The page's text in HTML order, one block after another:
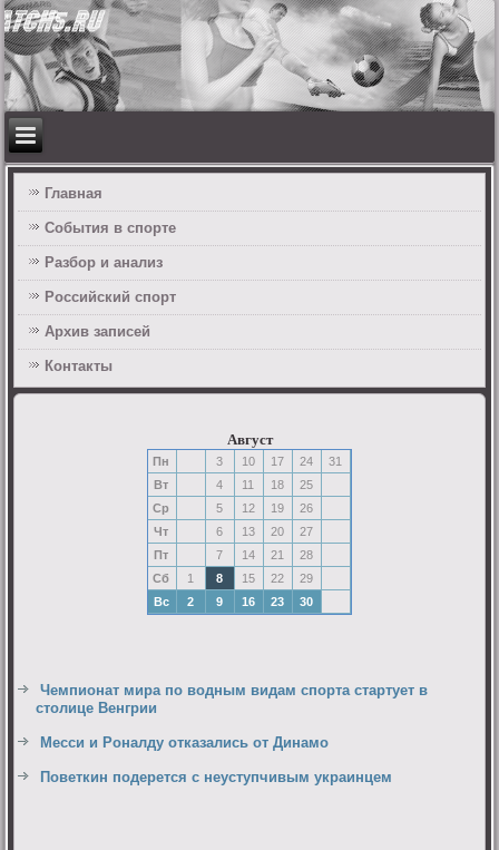
Главная
События в спорте
Разбор и анализ
Российский спорт
Архив записей
Контакты
Август
Пн 3 10 17 24
31
Вт
4 11 18
25
Ср
5 12 19
26
Чт
6 13 20
27
Пт
7 14 21
28
Сб
1 8 15 22
29
Вс
2 9 16 23 30
Чемпионат мира по водным видам спорта стартует в
столице Венгрии
Месси и Роналду отказались от Динамо
Поветкин подерется с неуступчивым украинцем